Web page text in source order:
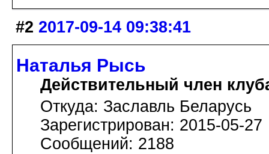
#2 2017-09-14 09:38:41
Наталья Рысь
Действительный член
Откуда: Заславль Беларусь
Зарегистрирован: 2015-05-27
Сообщений: 2188